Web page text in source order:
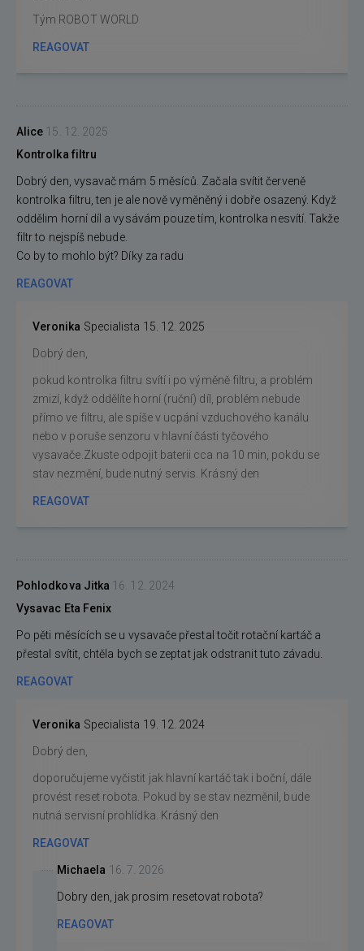
Tým ROBOT WORLD
REAGOVAT
Alice 15. 12. 2025
Kontrolka filtru
Dobrý den, vysavač mám 5 měsíců. Začala svítit červeně
kontrolka filtru, ten je ale nově vyměněný i dobře osazený. Když
oddělim horní díl a vysávám pouze tím, kontrolka nesvítí. Takže
filtr to nejspíš nebude.
Co by to mohlo být? Díky za radu
REAGOVAT
Veronika Specialista 15. 12. 2025
Dobrý den,
pokud kontrolka filtru svítí i po výměně filtru, a problém
zmizí, když oddělíte horní (ruční) díl, problém nebude
přímo ve filtru, ale spíše v ucpání vzduchového kanálu
nebo v poruše senzoru v hlavní části tyčového
vysavače.Zkuste odpojit baterii cca na 10 min, pokdu se
stav nezmění, bude nutný servis. Krásný den
REAGOVAT
Pohlodkova Jitka 16. 12. 2024
Vysavac Eta Fenix
Po pěti měsících se u vysavače přestal točit rotační kartáč a
přestal svítit, chtěla bych se zeptat jak odstranit tuto závadu.
REAGOVAT
Veronika Specialista 19. 12. 2024
Dobrý den,
doporučujeme vyčistit jak hlavní kartáč tak i boční, dále
provést reset robota. Pokud by se stav nezměnil, bude
nutná servisní prohlídka. Krásný den
REAGOVAT
Michaela 16. 7. 2026
Dobry den, jak prosim resetovat robota?
REAGOVAT